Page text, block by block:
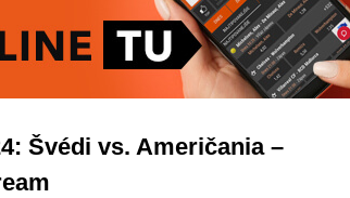
Švédi vs. Američania –